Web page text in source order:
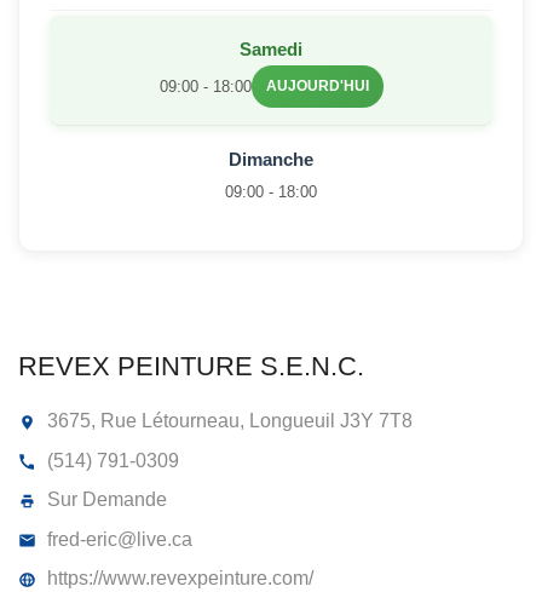
REVEX PEINTURE S.E.N.C.
Samedi
09:00 - 18:00 AUJOURD'HUI
Dimanche
09:00 - 18:00